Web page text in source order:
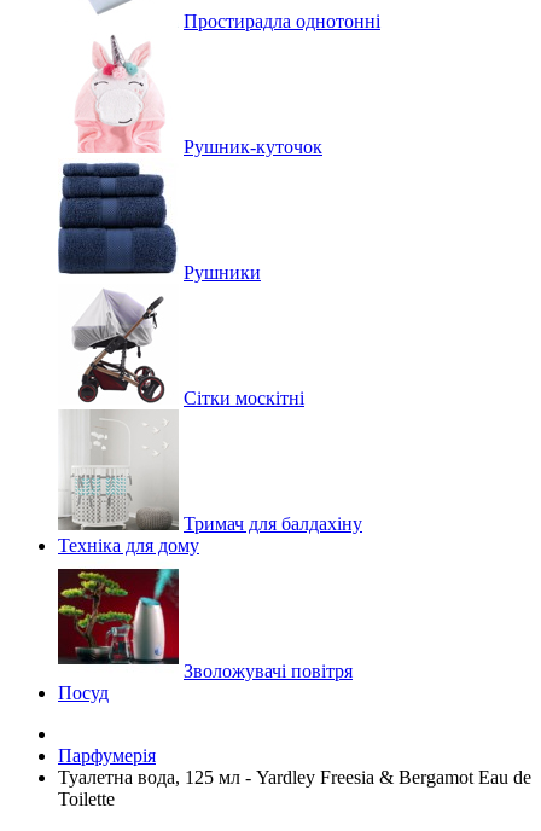
Простирадла однотонні
Рушник-куточок
Рушники
Сітки москітні
Тримач для балдахіну
Техніка для дому
Зволожувачі повітря
Посуд
Парфумерія
Туалетна вода, 125 мл - Yardley Freesia & Bergamot Eau de
Toilette